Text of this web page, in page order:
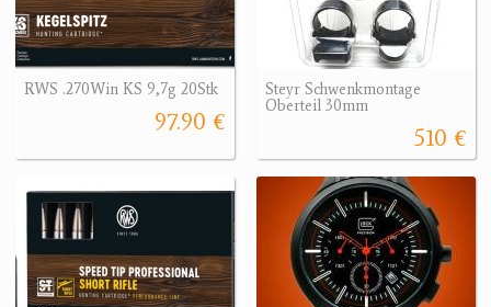
RWS .270Win KS 9,7g 20Stk
97.90 €
Steyr Schwenkmontage
Oberteil 30mm
510 €